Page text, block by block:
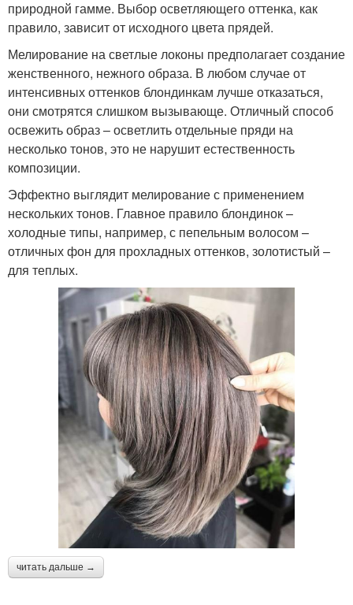
природной гамме. Выбор осветляющего оттенка, как
правило, зависит от исходного цвета прядей.
Мелирование на светлые локоны предполагает создание
женственного, нежного образа. В любом случае от
интенсивных оттенков блондинкам лучше отказаться,
они смотрятся слишком вызывающе. Отличный способ
освежить образ – осветлить отдельные пряди на
несколько тонов, это не нарушит естественность
композиции.
Эффектно выглядит мелирование с применением
нескольких тонов. Главное правило блондинок –
холодные типы, например, с пепельным волосом –
отличных фон для прохладных оттенков, золотистый –
для теплых.
читать дальше →